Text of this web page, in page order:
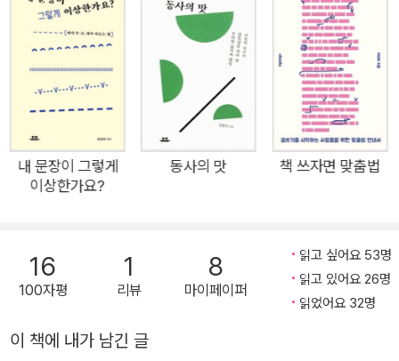
다 외워 버리겠다고 마음먹어 봐도 금방 한계에 다다른다. 규정은
계속 바뀌고, 예외도 딱 그만큼 는다. 이에 삼십 년 가까이 작가와
번역가 들이 쓴 글을 읽고 다듬어 온 교정 교열 전문가 김정선이
사람들이 가장 많이 틀리는 맞춤법 실수를 정리해 맞춤법 끝내기
책을 내놓았다. 저자의 전작 『내 문장이 그렇게 이상한가요?』와
『동사의 맛』은 지난해 누적 판매 부수 10만 부를 훌쩍 넘기며 글
쓰기 분야 베스트셀러를 넘어 스테디셀러로 자리매김했다. 자장
면만 허용되던 시대부터 짜장면도 허용되는 시대까지, 컴퓨터와
작품, 고전, 에세이, 인문교양책 등 다양한 분야의 글을 살피며 글
쓰는 사람들의 실수를 꾸준히 목격할 수밖에 없었다. 그 결과 사
몰라서는 아니라는 결론에 이르렀다. 맞춤법을 알거나 공부하는
내 문장이 그렇게
이상한가요?
동사의 맛 책 쓰자면 맞춤법
16
100자평
1
리뷰
8
마이페이퍼
읽고 싶어요 53명
읽고 있어요 26명
읽었어요 32명
이 책에 내가 남긴 글